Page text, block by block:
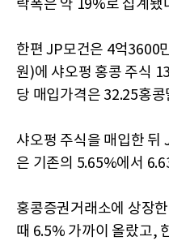
락폭은 약 19%로 집계됐
한편 JP모건은 4억3600
원)에 샤오펑 홍콩 주식
당 매입가격은 32.25홍
샤오펑 주식을 매입한 뒤
은 기존의 5.65%에서
홍콩증권거래소에 상장
때 6.5% 가까이 올랐고,